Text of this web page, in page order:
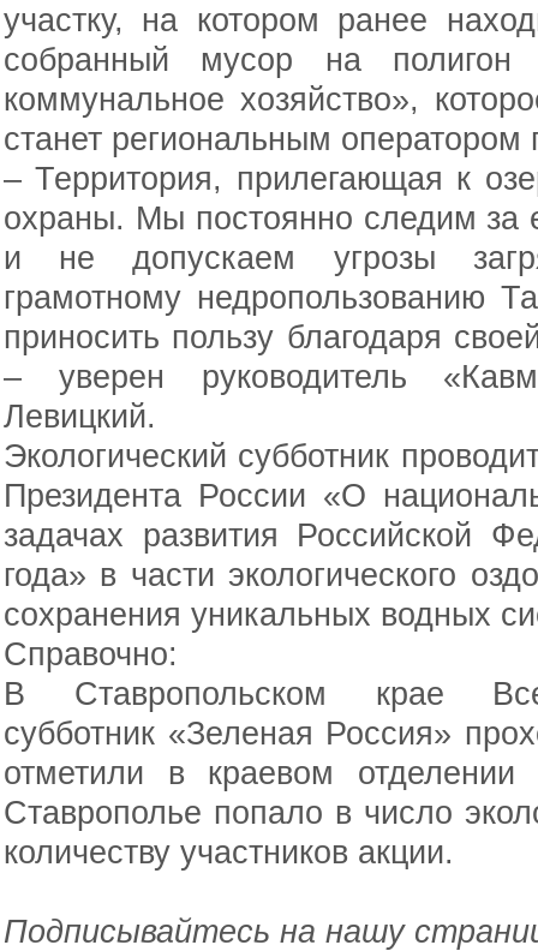
участку, на котором ранее
собранный мусор на
коммунальное хозяйство»,
станет региональным
– Территория, прилегающая к
охраны. Мы постоянно следим за
и не допускаем угрозы
грамотному недропользованию
приносить пользу благодаря
– уверен руководитель
Левицкий.
Экологический субботник
Президента России «О
задачах развития Российской
года» в части экологического
сохранения уникальных водных
Справочно:
В Ставропольском крае
субботник «Зеленая Россия»
отметили в краевом
Ставрополье попало в число
количеству участников акции.
Подписывайтесь на нашу